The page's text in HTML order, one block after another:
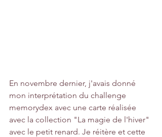
En novembre dernier, j'avais donné
mon interprétation du challenge
memorydex avec une carte réalisée
avec la collection "La magie de l'hiver"
avec le petit renard. Je réitère et cette